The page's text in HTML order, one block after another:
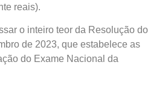
reais).
o inteiro teor da Resolução do
de 2023, que estabelece as
do Exame Nacional da